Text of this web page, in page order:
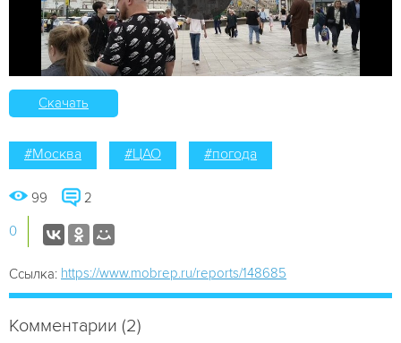
Скачать
#Москва #ЦАО #погода
99 2
0
Ссылка: https://www.mobrep.ru/reports/148685
Комментарии (2)